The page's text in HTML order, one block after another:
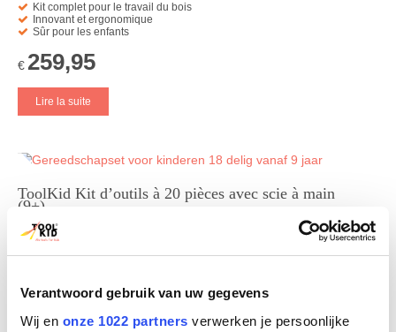
Verantwoord gebruik van uw gegevens
Wij en onze 1022 partners verwerken je persoonlijke
Kit complet pour le travail du bois
Innovant et ergonomique
Sûr pour les enfants
€ 259,95
Lire la suite
ToolKid Kit d’outils à 20 pièces avec scie à main
(9+)
Possibilité d’étendre pour obtenir le kit complet
Innovant et ergonomique
Sûr pour tous les enfants
Lire la suite